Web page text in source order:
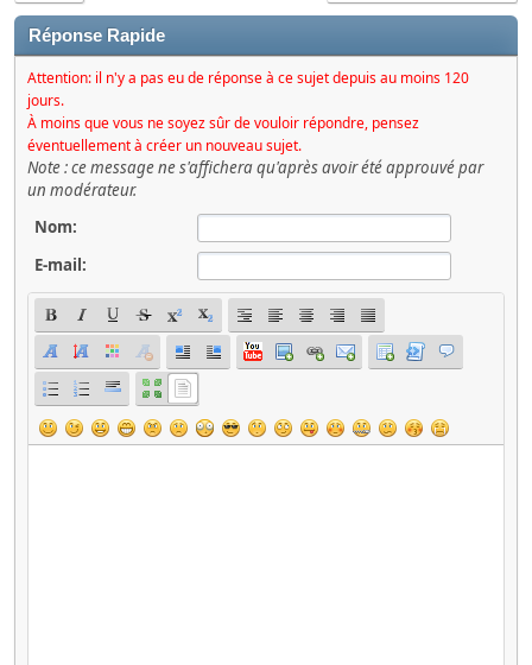
Réponse Rapide
Attention: il n'y a pas eu de réponse à ce sujet depuis au moins 120
jours.
À moins que vous ne soyez sûr de vouloir répondre, pensez
éventuellement à créer un nouveau sujet.
Note : ce message ne s'affichera qu'après avoir été approuvé par
un modérateur.
Nom:
E-mail: